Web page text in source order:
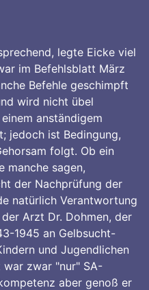
legte Eicke viel
im Befehlsblatt März
Befehle geschimpft
wird nicht übel
anständigem
jedoch ist Bedingung,
folgt. Ob ein
manche sagen,
der Nachprüfung der
natürlich Verantwortung
Arzt Dr. Dohmen, der
1945 an Gelbsucht-
und Jugendlichen
zwar "nur" SA-
aber genoß er